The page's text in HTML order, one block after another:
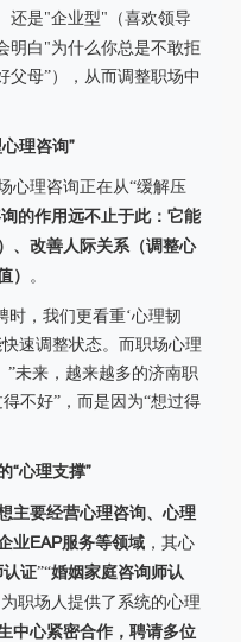
还是"企业型"（喜欢领导
明白"为什么你总是不敢拒
父母”），从而调整职场中
理咨询”
心理咨询正在从“缓解压
的作用远不止于此：它能
、改善人际关系（调整心
） 。
时，我们更看重‘心理韧
速调整状态。而职场心理
”未来，越来越多的济南职
不好”，而是因为“想过得
“心理支撑”
主要经营心理咨询、心理
业EAP服务等领域 ，其心
认证”“婚姻家庭咨询师认
职场人提供了系统的心理
中心紧密合作，聘请多位